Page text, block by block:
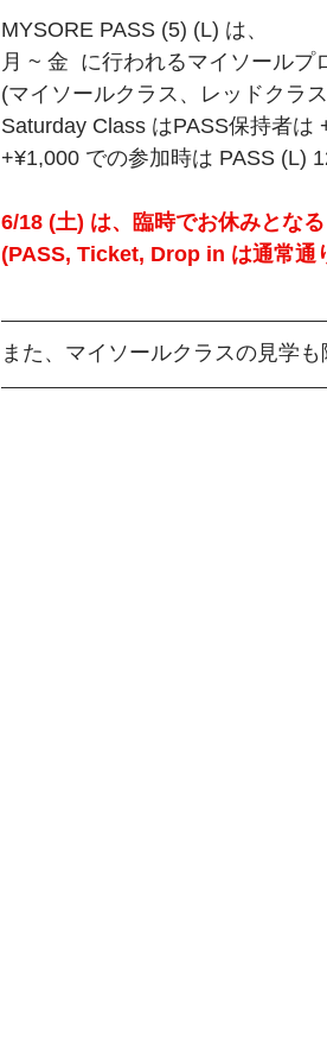
MYSORE PASS (5) (L) は、
月 ~ 金  に行われるマイソールプ
(マイソールクラス、レッドクラ
Saturday Class はPASS保持者は
+¥1,000 での参加時は PASS (L)
6/18 (土) は、臨時でお休みとな
(PASS, Ticket, Drop in は通常通
また、マイソールクラスの見学